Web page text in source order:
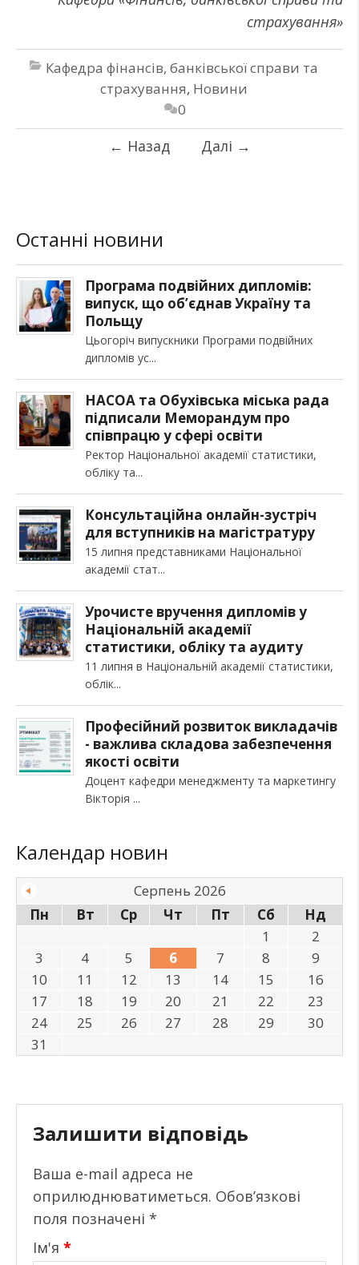
страхування»
Кафедра фінансів, банківської справи та
страхування, Новини
0
← Назад Далі →
Останні новини
Програма подвійних дипломів:
випуск, що об’єднав Україну та
Польщу
Цьогоріч випускники Програми подвійних
дипломів ус
НАСОА та Обухівська міська рада
підписали Меморандум про
співпрацю у сфері освіти
Ректор Національної академії статистики,
обліку та
Консультаційна онлайн-зустріч
для вступників на магістратуру
15 липня представниками Національної
академії стат
Урочисте вручення дипломів у
Національній академії
статистики, обліку та аудиту
11 липня в Національній академії статистики,
облік
Професійний розвиток викладачів
- важлива складова забезпечення
якості освіти
Доцент кафедри менеджменту та маркетингу
Вікторія
Календар новин
Серпень 2026
Пн
Вт Ср Чт Пт Сб
Нд
1
2
3
4 5 6 7 8
9
10
11 12 13 14 15
16
17
18 19 20 21 22
23
24
25 26 27 28 29
30
31
Залишити відповідь
Ваша e-mail адреса не
оприлюднюватиметься. Обов’язкові
поля позначені *
Ім'я *